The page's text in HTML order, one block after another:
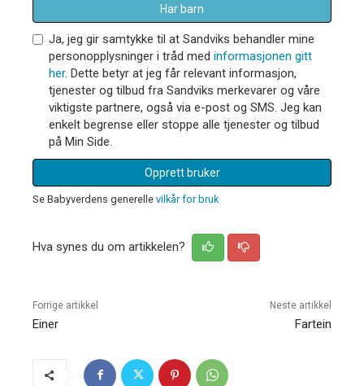
Har barn
Ja, jeg gir samtykke til at Sandviks behandler mine
personopplysninger i tråd med informasjonen gitt
her. Dette betyr at jeg får relevant informasjon,
tjenester og tilbud fra Sandviks merkevarer og våre
viktigste partnere, også via e-post og SMS. Jeg kan
enkelt begrense eller stoppe alle tjenester og tilbud
på Min Side.
Opprett bruker
Se Babyverdens generelle vilkår for bruk
Hva synes du om artikkelen?
Forrige artikkel
Einer
Neste artikkel
Fartein